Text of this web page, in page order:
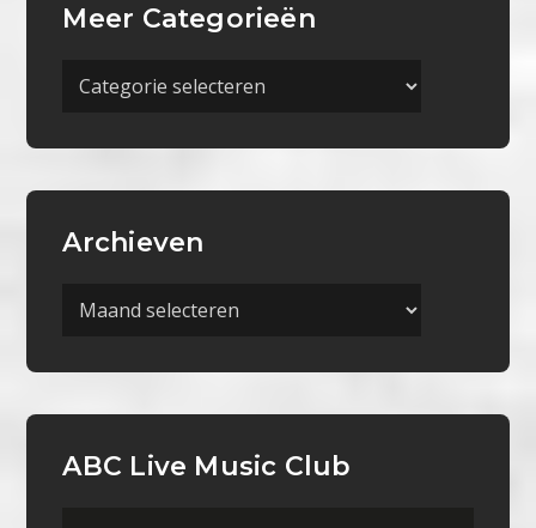
Meer Categorieën
Meer
Archieven
Archieven
ABC Live Music Club